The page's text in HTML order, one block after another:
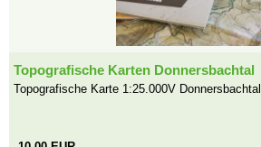
Topografische Karten Donnersbachtal
Topografische Karte 1:25.000V Donnersbachtal